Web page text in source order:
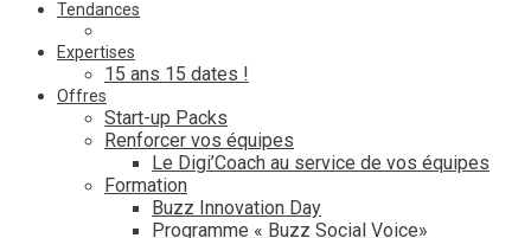
Tendances
Expertises
15 ans 15 dates !
Offres
Start-up Packs
Renforcer vos équipes
Le Digi’Coach au service de vos équipes
Formation
Buzz Innovation Day
Programme « Buzz Social Voice»